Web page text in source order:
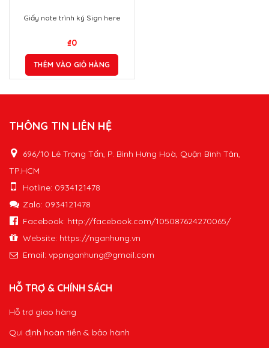
Giấy note trình ký Sign here
₫0
THÊM VÀO GIỎ HÀNG
THÔNG TIN LIÊN HỆ
696/10 Lê Trọng Tấn, P. Bình Hưng Hoà, Quận Bình Tân,
TP.HCM
Hotline: 0934121478
Zalo: 0934121478
Facebook: http://facebook.com/105087624270065/
Website: https://nganhung.vn
Email: vppnganhung@gmail.com
HỖ TRỢ & CHÍNH SÁCH
Hỗ trợ giao hàng
Qui định hoàn tiền & bảo hành